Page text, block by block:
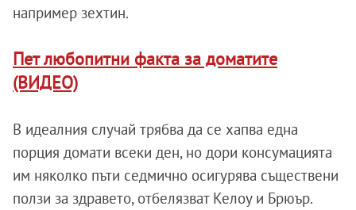
например зехтин.
Пет любопитни факта за доматите
(ВИДЕО)
В идеалния случай трябва да се хапва една
порция домати всеки ден, но дори консумацията
им няколко пъти седмично осигурява съществени
ползи за здравето, отбелязват Келоу и Брюър.